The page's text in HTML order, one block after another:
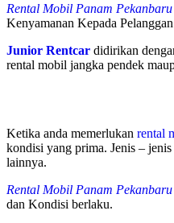
Rental Mobil Panam Pekanbaru
Kenyamanan Kepada
Junior Rentcar didirikan
rental mobil jangka pendek
Ketika anda memerlukan rental
kondisi yang prima. Jenis –
lainnya.
Rental Mobil Panam Pekanbaru
dan Kondisi berlaku.